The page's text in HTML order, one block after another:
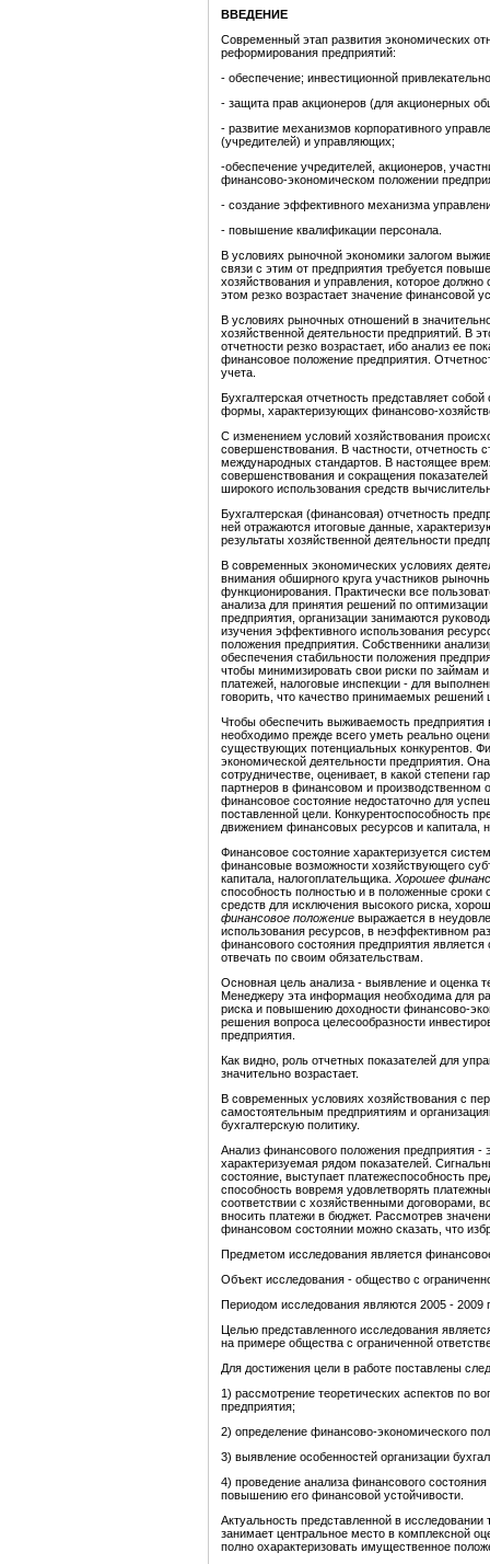
ВВЕДЕНИЕ
Современный этап развития экономических
реформирования предприятий:
- обеспечение; инвестиционной
- защита прав акционеров (для акционерных
- развитие механизмов корпоративного
(учредителей) и управляющих;
-обеспечение учредителей, акционеров,
финансово-экономическом положении
- создание эффективного механизма
- повышение квалификации персонала.
В условиях рыночной экономики залогом
связи с этим от предприятия требуется
хозяйствования и управления, которое
этом резко возрастает значение финансовой
В условиях рыночных отношений в
хозяйственной деятельности предприятий. В
отчетности резко возрастает, ибо анализ ее
финансовое положение предприятия.
учета.
Бухгалтерская отчетность представляет
формы, характеризующих финансово-
С изменением условий хозяйствования
совершенствования. В частности, отчетность
международных стандартов. В настоящее
совершенствования и сокращения
широкого использования средств
Бухгалтерская (финансовая) отчетность
ней отражаются итоговые данные,
результаты хозяйственной деятельности
В современных экономических условиях
внимания обширного круга участников
функционирования. Практически все
анализа для принятия решений по
предприятия, организации занимаются
изучения эффективного использования
положения предприятия. Собственники
обеспечения стабильности положения
чтобы минимизировать свои риски по займам
платежей, налоговые инспекции - для
говорить, что качество принимаемых решений
Чтобы обеспечить выживаемость
необходимо прежде всего уметь реально
существующих потенциальных конкурентов.
экономической деятельности предприятия.
сотрудничестве, оценивает, в какой степени
партнеров в финансовом и производственном
финансовое состояние недостаточно для
поставленной цели. Конкурентоспособность
движением финансовых ресурсов и капитала,
Финансовое состояние характеризуется
финансовые возможности хозяйствующего
капитала, налогоплательщика. Хорошее
способность полностью и в положенные сроки
средств для исключения высокого риска,
финансовое положение выражается в
использования ресурсов, в неэффективном
финансового состояния предприятия является
отвечать по своим обязательствам.
Основная цель анализа - выявление и оценка
Менеджеру эта информация необходима для
риска и повышению доходности финансово-
решения вопроса целесообразности
предприятия.
Как видно, роль отчетных показателей для
значительно возрастает.
В современных условиях хозяйствования с
самостоятельным предприятиям и
бухгалтерскую политику.
Анализ финансового положения предприятия -
характеризуемая рядом показателей.
состояние, выступает платежеспособность
способность вовремя удовлетворять
соответствии с хозяйственными договорами,
вносить платежи в бюджет. Рассмотрев
финансовом состоянии можно сказать, что
Предметом исследования является
Объект исследования - общество с
Периодом исследования являются 2005 - 2009
Целью представленного исследования
на примере общества с ограниченной
Для достижения цели в работе поставлены
1) рассмотрение теоретических аспектов по
предприятия;
2) определение финансово-экономического
3) выявление особенностей организации
4) проведение анализа финансового
повышению его финансовой устойчивости.
Актуальность представленной в
занимает центральное место в комплексной
полно охарактеризовать имущественное